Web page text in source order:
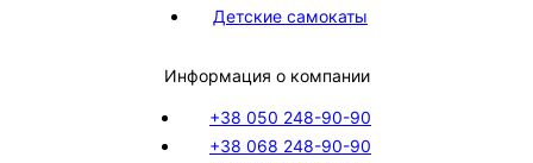
Детские самокаты
Информация о компании
+38 050 248-90-90
+38 068 248-90-90